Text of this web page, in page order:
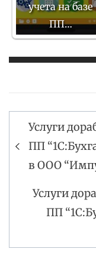
учета на базе
ПП…
по
записям
Услуги
ПП
в ООО
Услуги
ПП